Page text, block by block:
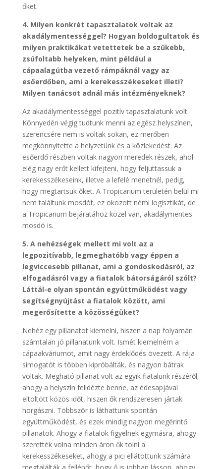
őket.
4. Milyen konkrét tapasztalatok voltak az
akadálymentességgel? Hogyan boldogultatok és
milyen praktikákat vetettetek be a szűkebb,
zsúfoltabb helyeken, mint például a
cápaalagútba vezető rámpáknál vagy az
esőerdőben, ami a kerekesszékeseket illeti?
Milyen tanácsot adnál más intézményeknek?
Az akadálymentességgel pozitív tapasztalatunk volt.
Könnyedén végig tudtunk menni az egész helyszínen,
szerencsére nem is voltak sokan, ez merőben
megkönnyítette a helyzetünk és a közlekedést. Az
esőerdő részben voltak nagyon meredek részek, ahol
elég nagy erőt kellett kifejteni, hogy feljuttassuk a
kerekesszékeseink, illetve a lefelé menetnél, pedig,
hogy megtartsuk őket. A Tropicarium területén belül mi
nem találtunk mosdót, ez okozott némi logisztikát, de
a Tropicarium bejáratához közel van, akadálymentes
mosdó is.
5. A nehézségek mellett mi volt az a
legpozitívabb, legmeghatóbb vagy éppen a
legviccesebb pillanat, ami a gondoskodásról, az
elfogadásról vagy a fiatalok bátorságáról szólt?
Láttál-e olyan spontán együttműködést vagy
segítségnyújtást a fiatalok között, ami
megerősítette a közösségüket?
Nehéz egy pillanatot kiemelni, hiszen a nap folyamán
számtalan jó pillanatunk volt. Ismét kiemelném a
cápaakváriumot, amit nagy érdeklődés övezett. A rája
simogatót is többen kipróbálták, és nagyon bátrak
voltak. Megható pillanat volt az egyik fiatalunk részéről,
ahogy a helyszín felidézte benne, az édesapjával
eltöltött közös időt, hiszen ők rendszeresen jártak
horgászni. Többször is láthattunk spontán
együttműködést, és ezek mindig nagyon megérintő
pillanatok. Ahogy a fiatalok figyelnek egymásra, ahogy
szerették volna minden áron ők tolni a
kerekesszékeseket, ahogy a pici ellátottunk számára